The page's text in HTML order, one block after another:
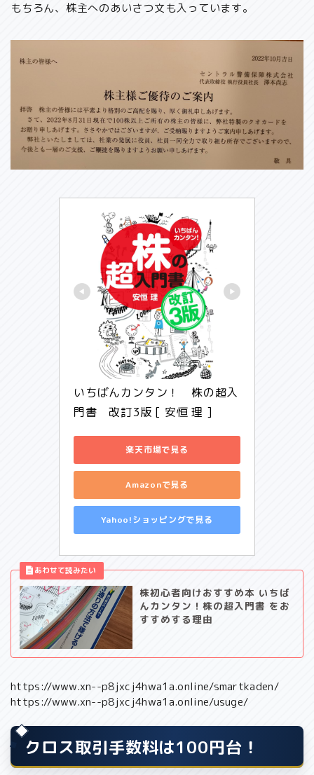
もちろん、株主へのあいさつ文も入っています。
いちばんカンタン！　株の超入
門書　改訂3版 [ 安恒 理 ]
楽天市場で見る
Amazonで見る
Yahoo!ショッピングで見る
株初心者向けおすすめ本 いちば
んカンタン！株の超入門書 をお
すすめする理由
https://www.xn--p8jxcj4hwa1a.online/smartkaden/
https://www.xn--p8jxcj4hwa1a.online/usuge/
クロス取引手数料は100円台！